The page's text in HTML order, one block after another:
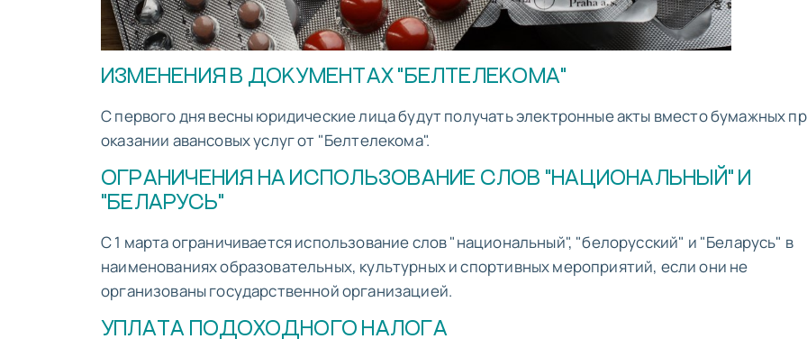
ИЗМЕНЕНИЯ В ДОКУМЕНТАХ "БЕЛТЕЛЕКОМА"
С первого дня весны юридические лица будут получать электронные акты вместо бумажных
оказании авансовых услуг от "Белтелекома".
ОГРАНИЧЕНИЯ НА ИСПОЛЬЗОВАНИЕ СЛОВ "НАЦИОНАЛЬНЫЙ" И
"БЕЛАРУСЬ"
С 1 марта ограничивается использование слов "национальный", "белорусский" и "Беларусь" в
наименованиях образовательных, культурных и спортивных мероприятий, если они не
организованы государственной организацией.
УПЛАТА ПОДОХОДНОГО НАЛОГА